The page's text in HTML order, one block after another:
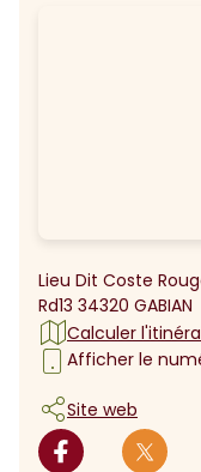
Lieu Dit Coste
Rd13 34320 GABIAN
Calculer
Afficher le
Site web